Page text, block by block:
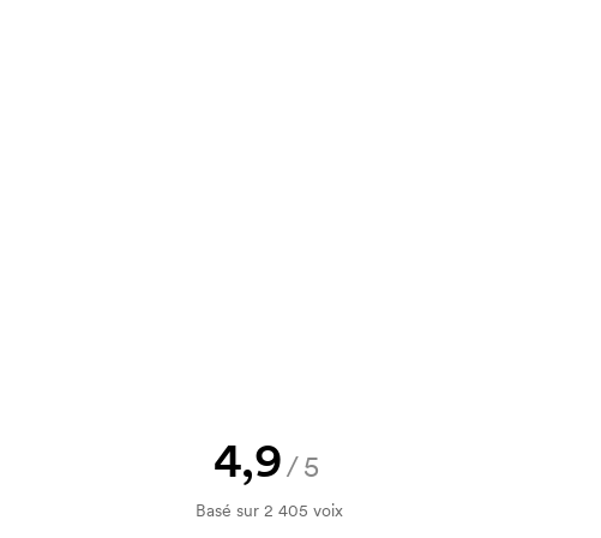
pour l'impression. Nous
4,9/5
Basé sur 2 405 voix